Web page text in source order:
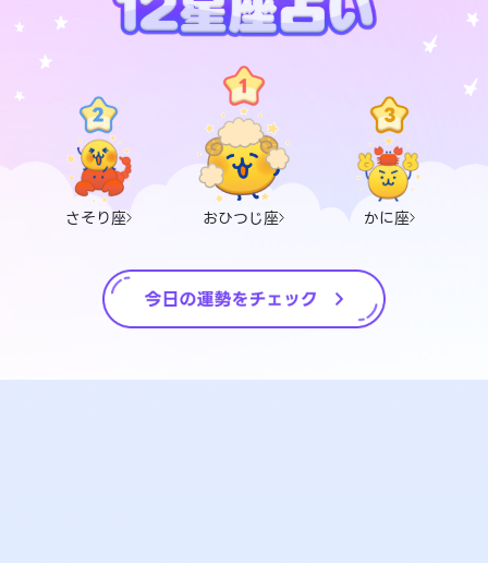
さそり座 おひつじ座 かに座